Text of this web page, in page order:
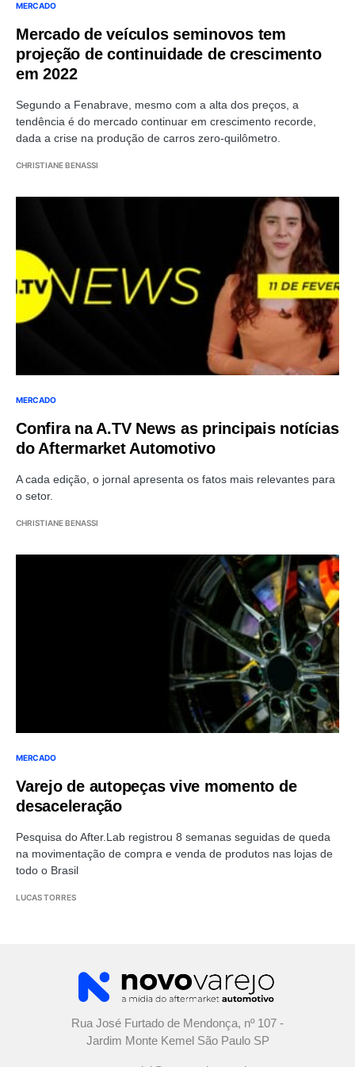
MERCADO
Mercado de veículos seminovos tem
projeção de continuidade de crescimento
em 2022
Segundo a Fenabrave, mesmo com a alta dos preços, a
tendência é do mercado continuar em crescimento recorde,
dada a crise na produção de carros zero-quilômetro.
CHRISTIANE BENASSI
MERCADO
Confira na A.TV News as principais notícias
do Aftermarket Automotivo
A cada edição, o jornal apresenta os fatos mais relevantes para
o setor.
CHRISTIANE BENASSI
MERCADO
Varejo de autopeças vive momento de
desaceleração
Pesquisa do After.Lab registrou 8 semanas seguidas de queda
na movimentação de compra e venda de produtos nas lojas de
todo o Brasil
LUCAS TORRES
Rua José Furtado de Mendonça, nº 107 -
Jardim Monte Kemel São Paulo SP